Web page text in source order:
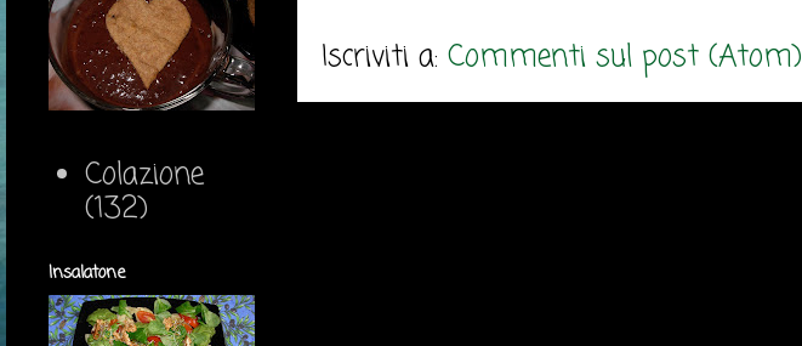
Iscriviti a: Commenti sul post (Atom)
Colazione
(132)
Insalatone